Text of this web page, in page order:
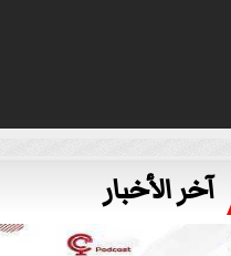
آخر الأخبار